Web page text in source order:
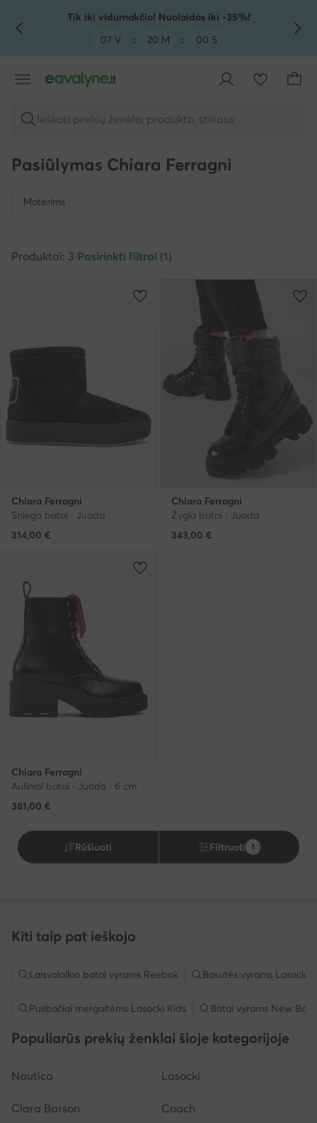
PEREITI PRIE PAGRINDINIO TURINIO
PEREITI Į PAIEŠKĄTik iki vidurnakčio! Nuolaidos iki -35%!
07 V
: 20 M : 00 S
Ieškoti prekių ženklo, produkto, stiliaus
Pasiūlymas Chiara Ferragni
Moterims
Produktai: 3·Pasirinkti filtrai (1)
Chiara Ferragni
Sniego batai · Juoda
314,00 €
Chiara Ferragni
Žygio batai · Juoda
343,00 €
Chiara Ferragni
Auliniai batai · Juoda · 6 cm
381,00 €
Rūšiuoti Filtruoti 1
Kiti taip pat ieškojo
Laisvalaikio batai vyrams Reebok Basutės vyrams Lasocki
Pusbačiai mergaitėms Lasocki Kids Batai vyrams New
Populiarūs prekių ženklai šioje kategorijoje
Nautica Lasocki
Clara Barson Coach